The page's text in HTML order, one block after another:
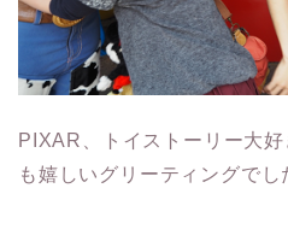
PIXAR、トイストーリー大
も嬉しいグリーティングでし